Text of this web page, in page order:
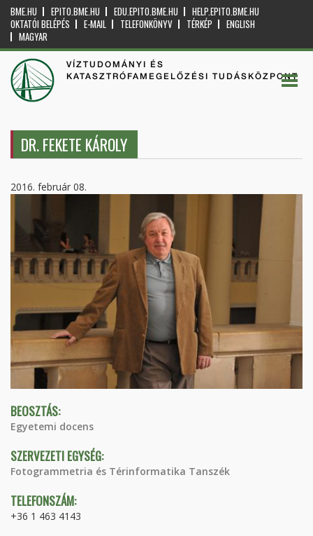
BME.HU EPITO.BME.HU EDU.EPITO.BME.HU
HELP.EPITO.BME.HU
OKTATÓI BELÉPÉS
E-MAIL TELEFONKÖNYV TÉRKÉP
ENGLISH
MAGYAR
VÍZTUDOMÁNYI ÉS
KATASZTRÓFAMEGELŐZÉSI TUDÁSKÖZPONT
DR. FEKETE KÁROLY
2016. február 08.
BEOSZTÁS:
Egyetemi docens
SZERVEZETI EGYSÉG:
Fotogrammetria és Térinformatika Tanszék
TELEFONSZÁM:
+36 1 463 4143